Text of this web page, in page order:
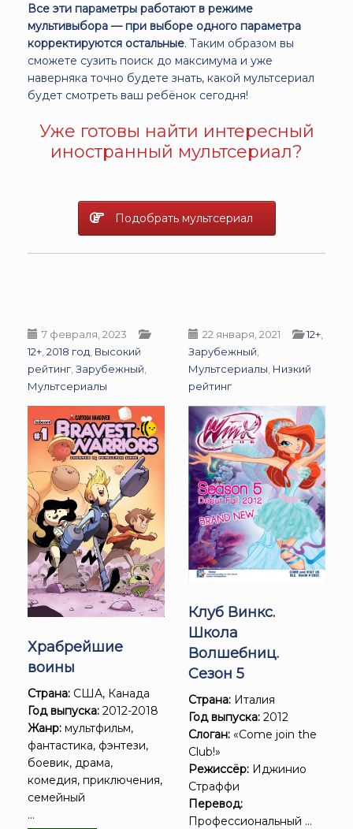
Все эти параметры работают в режиме
мультивыбора — при выборе одного параметра
корректируются остальные. Таким образом вы
сможете сузить поиск до максимума и уже
наверняка точно будете знать, какой мультсериал
будет смотреть ваш ребёнок сегодня!
Уже готовы найти интересный
иностранный мультсериал?
Подобрать мультсериал
7 февраля, 2023
12+ 2018 год Высокий
рейтинг Зарубежный
Мультсериалы
Храбрейшие
воины
Страна: США, Канада
Год выпуска: 2012-2018
Жанр: мультфильм,
фантастика, фэнтези,
боевик, драма,
комедия, приключения,
семейный
...
22 января, 2021 12+
Зарубежный
Мультсериалы Низкий
рейтинг
Клуб Винкс.
Школа
Волшебниц.
Сезон 5
Страна: Италия
Год выпуска: 2012
Слоган: «Come join the
Club!»
Режиссёр: Иджинио
Страффи
Перевод:
Профессиональный ...